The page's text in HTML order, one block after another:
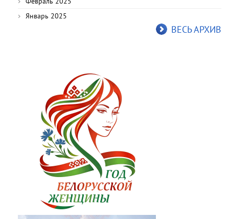
Январь 2025
ВЕСЬ АРХИВ